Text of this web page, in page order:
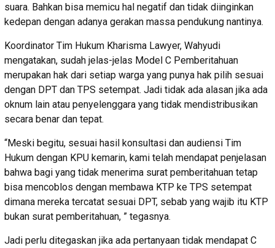
suara. Bahkan bisa memicu hal negatif dan tidak diinginkan
kedepan dengan adanya gerakan massa pendukung nantinya.
Koordinator Tim Hukum Kharisma Lawyer, Wahyudi
mengatakan, sudah jelas-jelas Model C Pemberitahuan
merupakan hak dari setiap warga yang punya hak pilih sesuai
dengan DPT dan TPS setempat. Jadi tidak ada alasan jika ada
oknum lain atau penyelenggara yang tidak mendistribusikan
secara benar dan tepat.
“Meski begitu, sesuai hasil konsultasi dan audiensi Tim
Hukum dengan KPU kemarin, kami telah mendapat penjelasan
bahwa bagi yang tidak menerima surat pemberitahuan tetap
bisa mencoblos dengan membawa KTP ke TPS setempat
dimana mereka tercatat sesuai DPT, sebab yang wajib itu KTP
bukan surat pemberitahuan, ” tegasnya.
Jadi perlu ditegaskan jika ada pertanyaan tidak mendapat C